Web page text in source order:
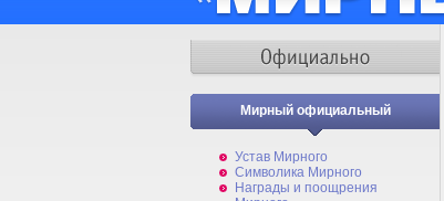
Мирный официальный
Устав Мирного
Символика Мирного
Награды и поощрения